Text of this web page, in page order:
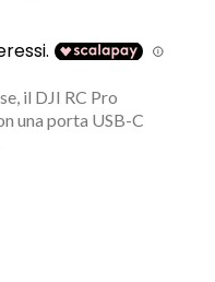
il DJI RC Pro
una porta USB-C